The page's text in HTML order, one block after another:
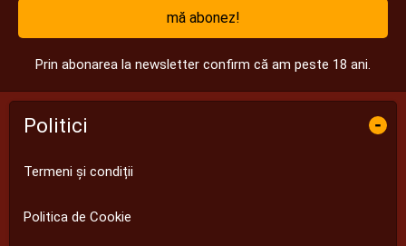
mă abonez!
Prin abonarea la newsletter confirm că am peste 18 ani.
Politici -
Termeni și condiții
Politica de Cookie